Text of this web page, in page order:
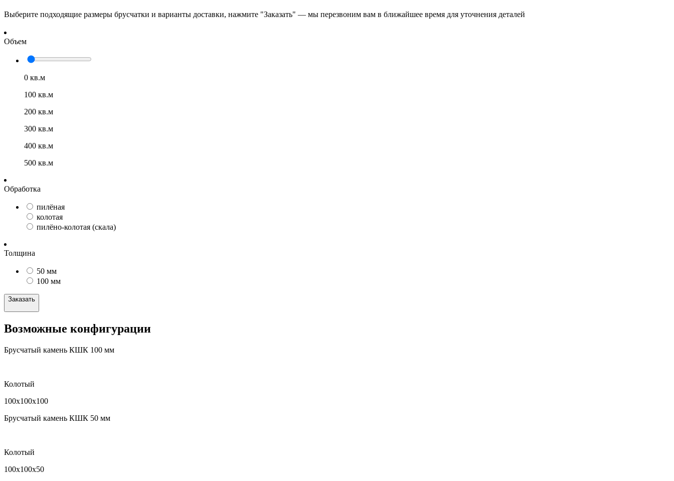
Выберите подходящие размеры брусчатки и варианты доставки, нажмите "Заказать" — мы перезвоним вам в ближайшее время для уточнения деталей
Объем
0 кв.м
100 кв.м
200 кв.м
300 кв.м
400 кв.м
500 кв.м
Обработка
пилёная
колотая
пилёно-колотая (скала)
Толщина
50 мм
100 мм
Заказать
Возможные конфигурации
Брусчатый камень КШК 100 мм
Колотый
100х100х100
Брусчатый камень КШК 50 мм
Колотый
100х100х50